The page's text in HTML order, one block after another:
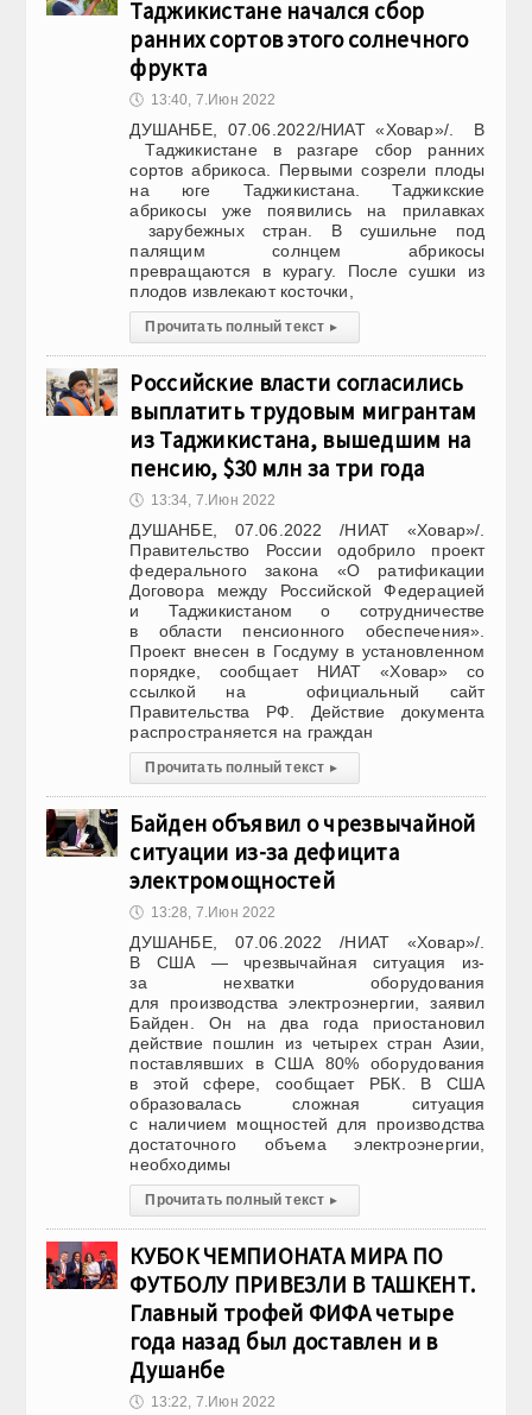
Таджикистане начался сбор
ранних сортов этого солнечного
фрукта
🕔 13:40, 7.Июн 2022
ДУШАНБЕ, 07.06.2022/НИАТ «Ховар»/. В
Таджикистане в разгаре сбор ранних
сортов абрикоса. Первыми созрели плоды
на юге Таджикистана. Таджикские
абрикосы уже появились на прилавках
зарубежных стран. В сушильне под
палящим солнцем абрикосы
превращаются в курагу. После сушки из
плодов извлекают косточки,
Прочитать полный текст ▸
Российские власти согласились
выплатить трудовым мигрантам
из Таджикистана, вышедшим на
пенсию, $30 млн за три года
🕔 13:34, 7.Июн 2022
ДУШАНБЕ, 07.06.2022 /НИАТ «Ховар»/.
Правительство России одобрило проект
федерального закона «О ратификации
Договора между Российской Федерацией
и Таджикистаном о сотрудничестве
в области пенсионного обеспечения».
Проект внесен в Госдуму в установленном
порядке, сообщает НИАТ «Ховар» со
ссылкой на официальный сайт
Правительства РФ. Действие документа
распространяется на граждан
Прочитать полный текст ▸
Байден объявил о чрезвычайной
ситуации из-за дефицита
электромощностей
🕔 13:28, 7.Июн 2022
ДУШАНБЕ, 07.06.2022 /НИАТ «Ховар»/.
В США — чрезвычайная ситуация из-
за нехватки оборудования
для производства электроэнергии, заявил
Байден. Он на два года приостановил
действие пошлин из четырех стран Азии,
поставлявших в США 80% оборудования
в этой сфере, сообщает РБК. В США
образовалась сложная ситуация
с наличием мощностей для производства
достаточного объема электроэнергии,
необходимы
Прочитать полный текст ▸
КУБОК ЧЕМПИОНАТА МИРА ПО
ФУТБОЛУ ПРИВЕЗЛИ В ТАШКЕНТ.
Главный трофей ФИФА четыре
года назад был доставлен и в
Душанбе
🕔 13:22, 7.Июн 2022